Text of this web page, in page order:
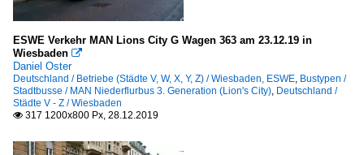
ESWE Verkehr MAN Lions City G Wagen 363 am 23.12.19 in
Wiesbaden 
Daniel Oster
Deutschland / Betriebe (Städte V, W, X, Y, Z) / Wiesbaden, ESWE, Bustypen /
Stadtbusse / MAN Niederflurbus 3. Generation (Lion's City), Deutschland /
Städte V - Z / Wiesbaden
 317 1200x800 Px, 28.12.2019